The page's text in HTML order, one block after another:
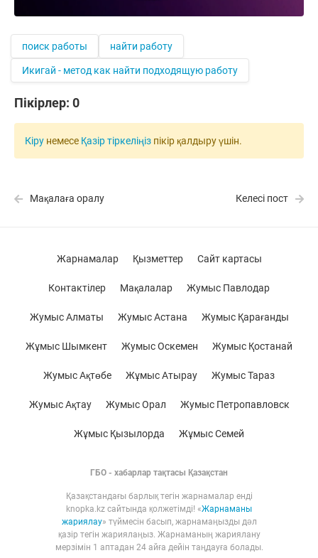
поиск работы найти работу
Икигай - метод как найти подходящую работу
Пікірлер: 0
Кіру немесе Қазір тіркеліңіз пікір қалдыру үшін.
Мақалаға оралу Келесі пост
ГБО - хабарлар тақтасы Қазақстан
Қазақстандағы барлық тегін жарнамалар енді
knopka.kz сайтында қолжетімді! «Жарнаманы
жариялау» түймесін басып, жарнамаңызды дәл
қазір тегін жариялаңыз. Жарнаманың жариялану
мерзімін 1 аптадан 24 айға дейін таңдауға болады.
Жарнамалар Қызметтер Сайт картасы
Контактілер Мақалалар Жумыс Павлодар
Жумыс Алматы Жумыс Астана Жумыс Қарағанды
Жұмыс Шымкент Жумыс Оскемен Жумыс Қостанай
Жумыс Ақтөбе Жұмыс Атырау Жумыс Тараз
Жумыс Ақтау Жумыс Орал Жумыс Петропавловск
Жұмыс Қызылорда Жұмыс Семей